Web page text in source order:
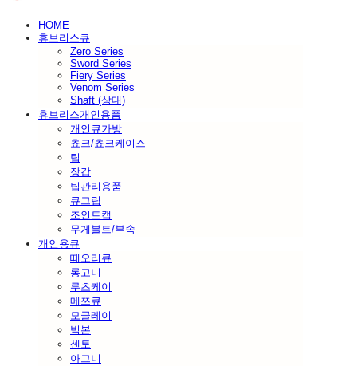
HOME
휴브리스큐
Zero Series
Sword Series
Fiery Series
Venom Series
Shaft (상대)
휴브리스개인용품
개인큐가방
쵸크/쵸크케이스
팁
장갑
팁관리용품
큐그립
조인트캡
무게볼트/부속
개인용큐
떼오리큐
롱고니
루츠케이
메쯔큐
모글레이
빅본
센토
아그니